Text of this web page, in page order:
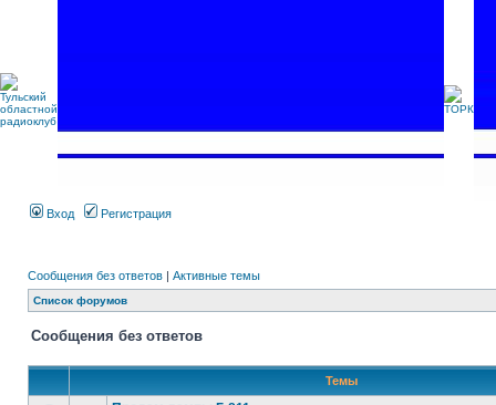
Вход Регистрация
Сообщения без ответов | Активные темы
Список форумов
Сообщения без ответов
Темы